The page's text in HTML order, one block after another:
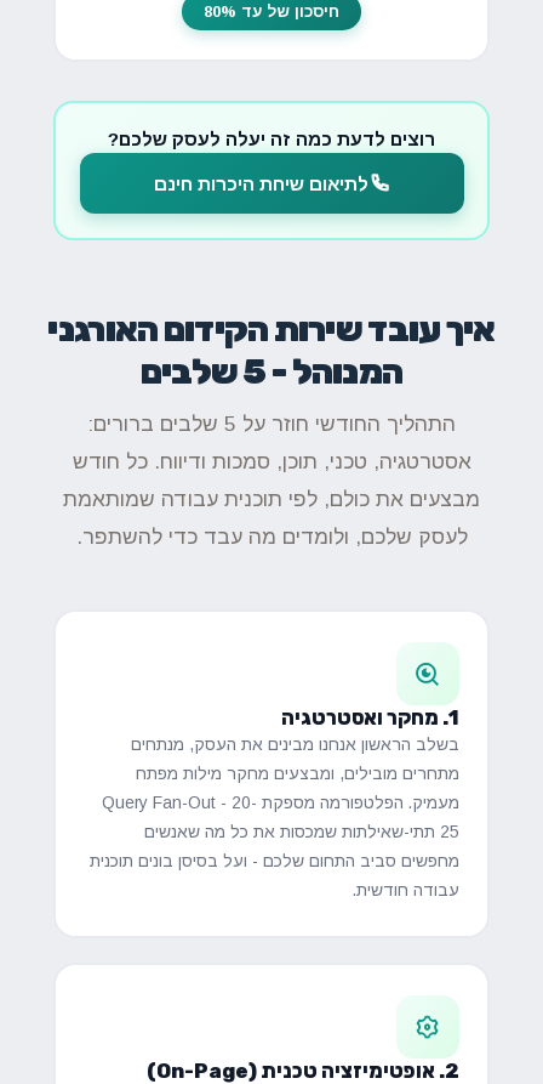
חיסכון של עד 80%
רוצים לדעת כמה זה יעלה לעסק שלכם?
לתיאום שיחת היכרות חינם
איך עובד שירות הקידום האורגני
המנוהל - 5 שלבים
התהליך החודשי חוזר על 5 שלבים ברורים:
אסטרטגיה, טכני, תוכן, סמכות ודיווח. כל חודש
מבצעים את כולם, לפי תוכנית עבודה שמותאמת
לעסק שלכם, ולומדים מה עבד כדי להשתפר.
1. מחקר ואסטרטגיה
בשלב הראשון אנחנו מבינים את העסק, מנתחים
מתחרים מובילים, ומבצעים מחקר מילות מפתח
מעמיק. הפלטפורמה מספקת Query Fan-Out - 20-
25 תתי-שאילתות שמכסות את כל מה שאנשים
מחפשים סביב התחום שלכם - ועל בסיסן בונים תוכנית
עבודה חודשית.
2. אופטימיזציה טכנית (On-Page)